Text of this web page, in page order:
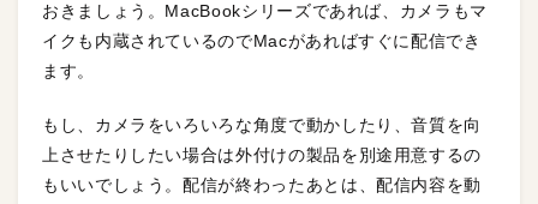
おきましょう。MacBookシリーズであれば、カメラもマ
イクも内蔵されているのでMacがあればすぐに配信でき
ます。
もし、カメラをいろいろな角度で動かしたり、音質を向
上させたりしたい場合は外付けの製品を別途用意するの
もいいでしょう。配信が終わったあとは、配信内容を動